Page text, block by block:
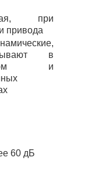
при
привода
в
и
60 дБ